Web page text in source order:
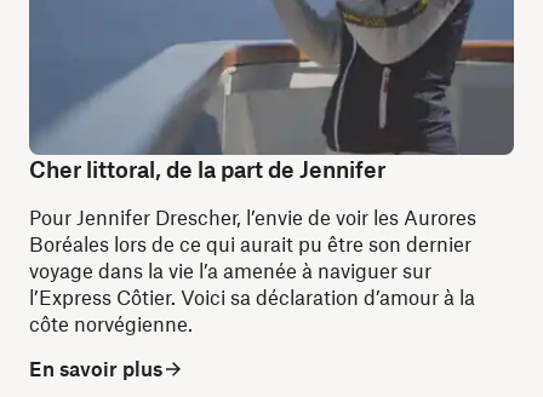
Cher littoral, de la part de Jennifer
Pour Jennifer Drescher, l’envie de voir les Aurores
Boréales lors de ce qui aurait pu être son dernier
voyage dans la vie l’a amenée à naviguer sur
l’Express Côtier. Voici sa déclaration d’amour à la
côte norvégienne.
En savoir plus